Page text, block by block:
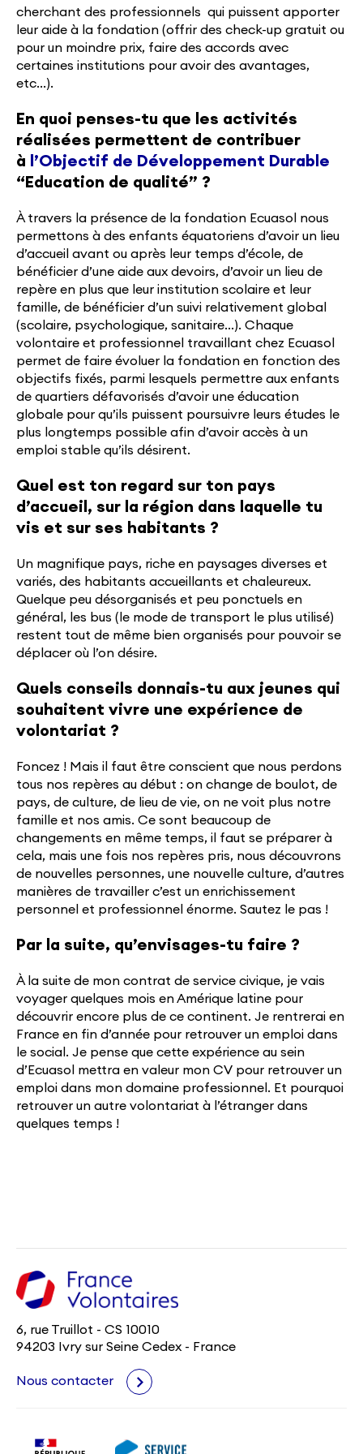
cherchant des professionnels qui puissent apporter
leur aide à la fondation (offrir des check-up gratuit ou
pour un moindre prix, faire des accords avec
certaines institutions pour avoir des avantages,
etc…).
En quoi penses-tu que les activités
réalisées permettent de contribuer
à l’Objectif de Développement Durable
“Education de qualité” ?
À travers la présence de la fondation Ecuasol nous
permettons à des enfants équatoriens d’avoir un lieu
d’accueil avant ou après leur temps d’école, de
bénéficier d’une aide aux devoirs, d’avoir un lieu de
repère en plus que leur institution scolaire et leur
famille, de bénéficier d’un suivi relativement global
(scolaire, psychologique, sanitaire…). Chaque
volontaire et professionnel travaillant chez Ecuasol
permet de faire évoluer la fondation en fonction des
objectifs fixés, parmi lesquels permettre aux enfants
de quartiers défavorisés d’avoir une éducation
globale pour qu’ils puissent poursuivre leurs études le
plus longtemps possible afin d’avoir accès à un
emploi stable qu’ils désirent.
Quel est ton regard sur ton pays
d’accueil, sur la région dans laquelle tu
vis et sur ses habitants ?
Un magnifique pays, riche en paysages diverses et
variés, des habitants accueillants et chaleureux.
Quelque peu désorganisés et peu ponctuels en
général, les bus (le mode de transport le plus utilisé)
restent tout de même bien organisés pour pouvoir se
déplacer où l’on désire.
Quels conseils donnais-tu aux jeunes qui
souhaitent vivre une expérience de
volontariat ?
Foncez ! Mais il faut être conscient que nous perdons
tous nos repères au début : on change de boulot, de
pays, de culture, de lieu de vie, on ne voit plus notre
famille et nos amis. Ce sont beaucoup de
changements en même temps, il faut se préparer à
cela, mais une fois nos repères pris, nous découvrons
de nouvelles personnes, une nouvelle culture, d’autres
manières de travailler c’est un enrichissement
personnel et professionnel énorme. Sautez le pas !
Par la suite, qu’envisages-tu faire ?
À la suite de mon contrat de service civique, je vais
voyager quelques mois en Amérique latine pour
découvrir encore plus de ce continent. Je rentrerai en
France en fin d’année pour retrouver un emploi dans
le social. Je pense que cette expérience au sein
d’Ecuasol mettra en valeur mon CV pour retrouver un
emploi dans mon domaine professionnel. Et pourquoi
retrouver un autre volontariat à l’étranger dans
quelques temps !
6, rue Truillot - CS 10010
94203 Ivry sur Seine Cedex - France
Nous contacter